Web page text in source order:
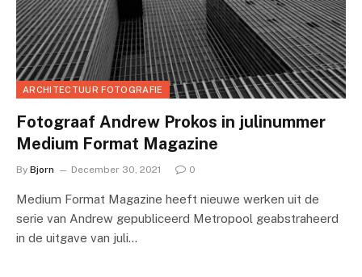
ARCHITECTUUR FOTOGRAFIE
Fotograaf Andrew Prokos in julinummer
Medium Format Magazine
By Bjorn December 30, 2021 0
Medium Format Magazine heeft nieuwe werken uit de
serie van Andrew gepubliceerd Metropool geabstraheerd
in de uitgave van juli…